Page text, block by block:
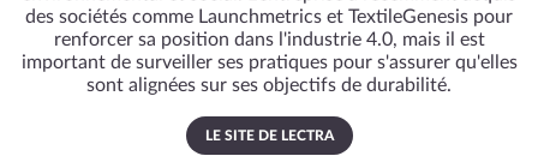
des sociétés comme Launchmetrics et TextileGenesis pour
renforcer sa position dans l'industrie 4.0, mais il est
important de surveiller ses pratiques pour s'assurer qu'elles
sont alignées sur ses objectifs de durabilité.
LE SITE DE LECTRA